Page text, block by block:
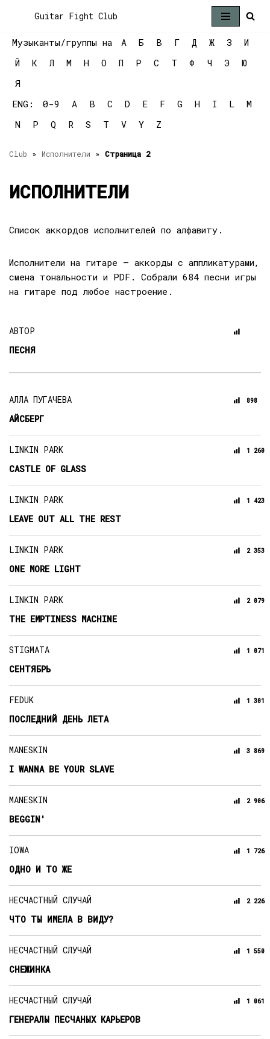
к
содержимому
Guitar Fight Club
Музыканты/группы на А Б В Г Д Ж З
И
Й
К Л М Н О П Р С Т Ф Ч Э
Ю
Я
ENG:
0-9 A B C D E F G H I L
M
N
P Q R S T V Y Z
Club » Исполнители » Страница 2
ИСПОЛНИТЕЛИ
Список аккордов исполнителей по алфавиту.
Исполнители на гитаре — аккорды с аппликатурами,
смена тональности и PDF. Собрали 684 песни игры
на гитаре под любое настроение.
АВТОР
ПЕСНЯ
АЛЛА ПУГАЧЕВА
АЙСБЕРГ
898
LINKIN PARK
CASTLE OF GLASS
1 260
LINKIN PARK
LEAVE OUT ALL THE REST
1 423
LINKIN PARK
ONE MORE LIGHT
2 353
LINKIN PARK
THE EMPTINESS MACHINE
2 079
STIGMATA
СЕНТЯБРЬ
1 071
FEDUK
ПОСЛЕДНИЙ ДЕНЬ ЛЕТА
1 301
MANESKIN
I WANNA BE YOUR SLAVE
3 869
MANESKIN
BEGGIN'
2 906
IOWA
ОДНО И ТО ЖЕ
1 726
НЕСЧАСТНЫЙ СЛУЧАЙ
ЧТО ТЫ ИМЕЛА В ВИДУ?
2 226
НЕСЧАСТНЫЙ СЛУЧАЙ
СНЕЖИНКА
1 550
НЕСЧАСТНЫЙ СЛУЧАЙ
ГЕНЕРАЛЫ ПЕСЧАНЫХ КАРЬЕРОВ
1 061